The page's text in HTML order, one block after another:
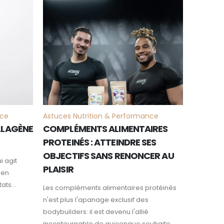
agit
Astuces Nutrition & Performance
COMPLÉMENTS ALIMENTAIRES
PROTEINÉS : ATTEINDRE SES
OBJECTIFS SANS RENONCER AU
PLAISIR
Les compléments alimentaires protéinés
n'est plus l'apanage exclusif des
bodybuilders: il est devenu l'allié